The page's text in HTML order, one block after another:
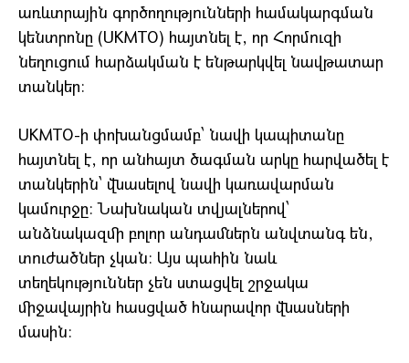
առևտրային գործողությունների համակարգման
կենտրոնը (UKMTO) հայտնել է, որ Հորմուզի
նեղուցում հարձակման է ենթարկվել նավթատար
տանկեր։
UKMTO-ի փոխանցմամբ՝ նավի կապիտանը
հայտնել է, որ անհայտ ծագման արկը հարվածել է
տանկերին՝ վնասելով նավի կառավարման
կամուրջը։ Նախնական տվյալներով՝
անձնակազմի բոլոր անդամներն անվտանգ են,
տուժածներ չկան։ Այս պահին նաև
տեղեկություններ չեն ստացվել շրջակա
միջավայրին հասցված հնարավոր վնասների
մասին։